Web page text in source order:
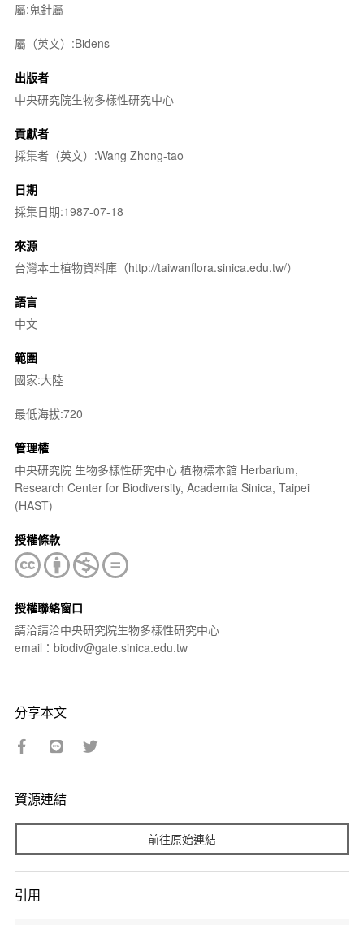
屬:鬼針屬
屬（英文）:Bidens
出版者
中央研究院生物多樣性研究中心
貢獻者
採集者（英文）:Wang Zhong-tao
日期
採集日期:1987-07-18
來源
台灣本土植物資料庫（http://taiwanflora.sinica.edu.tw/）
語言
中文
範圍
國家:大陸
最低海拔:720
管理權
中央研究院 生物多樣性研究中心 植物標本館 Herbarium,
Research Center for Biodiversity, Academia Sinica, Taipei
(HAST)
授權條款
授權聯絡窗口
請洽請洽中央研究院生物多樣性研究中心
email：biodiv@gate.sinica.edu.tw
分享本文
資源連結
前往原始連結
引用